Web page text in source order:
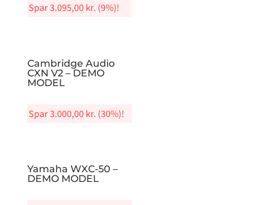
Spar3.095,00kr. (9%)!
Cambridge Audio
CXN V2 – DEMO
MODEL
Spar3.000,00kr. (30%)!
Yamaha WXC-50 –
DEMO MODEL